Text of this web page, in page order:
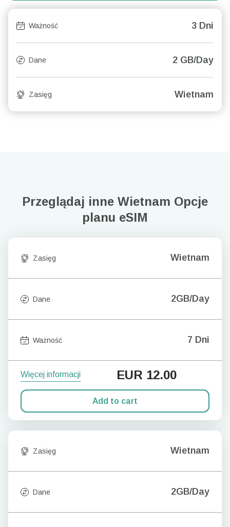
Ważność 3 Dni
Dane 2 GB/Day
Zasięg Wietnam
Przeglądaj inne Wietnam Opcje
planu eSIM
Zasięg Wietnam
Dane 2GB/Day
Ważność 7 Dni
Więcej informacji EUR 12.00
Add to cart
Zasięg Wietnam
Dane 2GB/Day